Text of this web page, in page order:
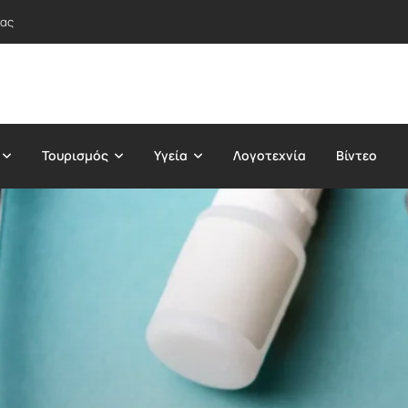
Τουρισμός Υγεία Λογοτεχνία Βίντεο